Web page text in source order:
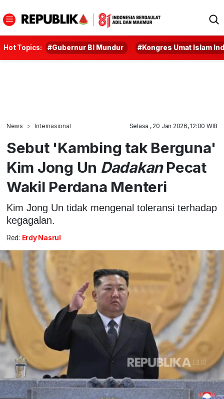
Hot Topics: #Gubernur BI Mundur #Kongres Umat Islam
News Internasional Selasa , 20 Jan 2026, 12:00 WIB
Sebut 'Kambing tak Berguna'
Kim Jong Un DadakanPecat
Wakil Perdana Menteri
Kim Jong Un tidak mengenal toleransi terhadap
kegagalan.
Red: Erdy Nasrul